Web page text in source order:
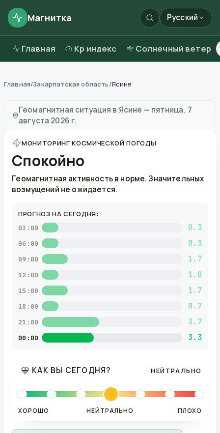
Магнитка Русский
Главная Kp индекс Солнечный ветер
Главная/Закарпатская область/Ясиня
Геомагнитная ситуация в Ясине — пятница, 7
августа 2026 г.
МОНИТОРИНГ КОСМИЧЕСКОЙ ПОГОДЫ
Спокойно
Геомагнитная активность в норме. Значительных
возмущений не ожидается.
ПРОГНОЗ НА СЕГОДНЯ:
03:00 0.3
06:00 0.3
09:00 1.7
12:00 1.0
15:00 1.7
18:00 0.7
21:00 3.7
00:00 3.3
КАК ВЫ СЕГОДНЯ? НЕЙТРАЛЬНО
ХОРОШО НЕЙТРАЛЬНО ПЛОХО